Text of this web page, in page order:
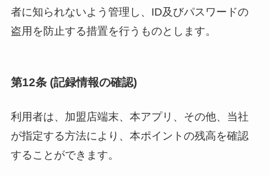
者に知られないよう管理し、ID及びパスワードの
盗用を防止する措置を行うものとします。
第12条 (記録情報の確認)
利用者は、加盟店端末、本アプリ、その他、当社
が指定する方法により、本ポイントの残高を確認
することができます。